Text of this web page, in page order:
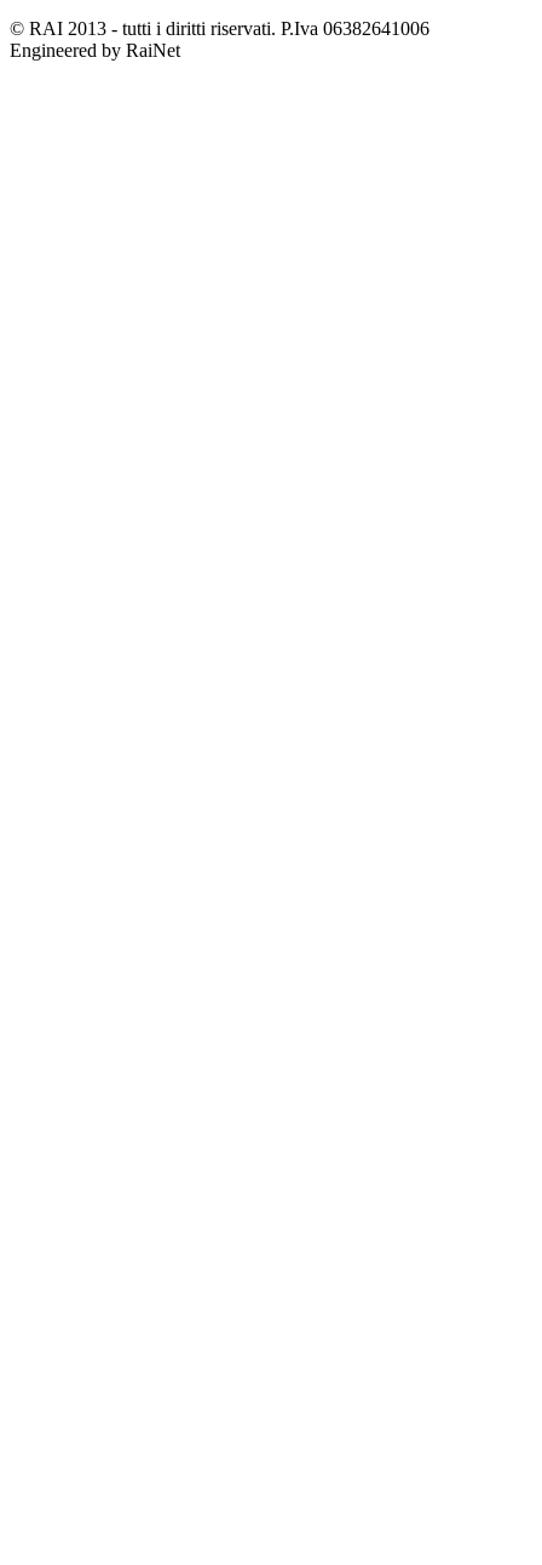
© RAI 2013 - tutti i diritti riservati. P.Iva 06382641006
Engineered by RaiNet